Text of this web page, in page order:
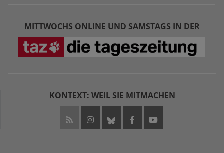
MITTWOCHS ONLINE UND SAMSTAGS IN DER
KONTEXT: WEIL SIE MITMACHEN